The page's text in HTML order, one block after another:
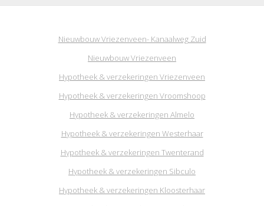
Nieuwbouw Vriezenveen- Kanaalweg Zuid
Nieuwbouw Vriezenveen
Hypotheek & verzekeringen Vriezenveen
Hypotheek & verzekeringen Vroomshoop
Hypotheek & verzekeringen Almelo
Hypotheek & verzekeringen Westerhaar
Hypotheek & verzekeringen Twenterand
Hypotheek & verzekeringen Sibculo
Hypotheek & verzekeringen Kloosterhaar